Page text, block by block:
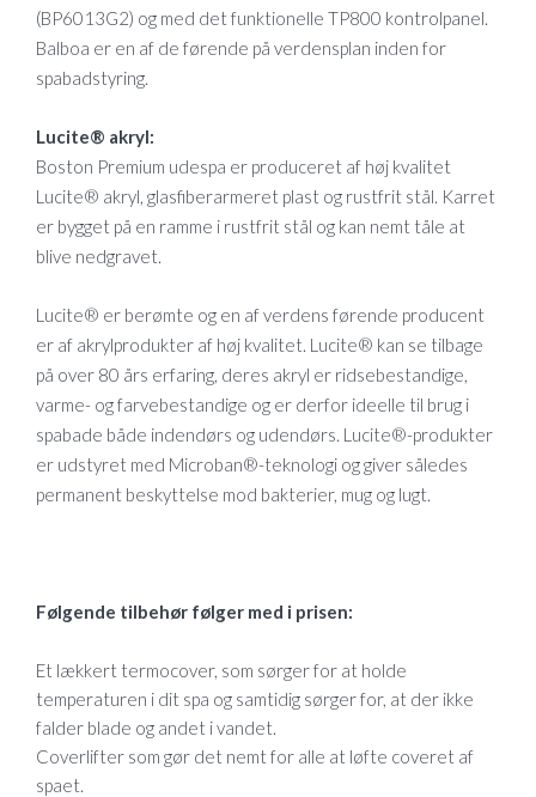
(BP6013G2) og med det funktionelle TP800 kontrolpanel.
Balboa er en af ​​de førende på verdensplan inden for
spabadstyring.
Lucite® akryl:
Boston Premium udespa er produceret af høj kvalitet
Lucite® akryl, glasfiberarmeret plast og rustfrit stål. Karret
er bygget på en ramme i rustfrit stål og kan nemt tåle at
blive nedgravet.
Lucite® er berømte og en af verdens førende producent
er af akrylprodukter af høj kvalitet. Lucite® kan se tilbage
på over 80 års erfaring, deres akryl er ridsebestandige,
varme- og farvebestandige og er derfor ideelle til brug i
spabade både indendørs og udendørs. Lucite®-produkter
er udstyret med Microban®-teknologi og giver således
permanent beskyttelse mod bakterier, mug og lugt.
Følgende tilbehør følger med i prisen:
Et lækkert termocover, som sørger for at holde
temperaturen i dit spa og samtidig sørger for, at der ikke
falder blade og andet i vandet.
Coverlifter som gør det nemt for alle at løfte coveret af
spaet.